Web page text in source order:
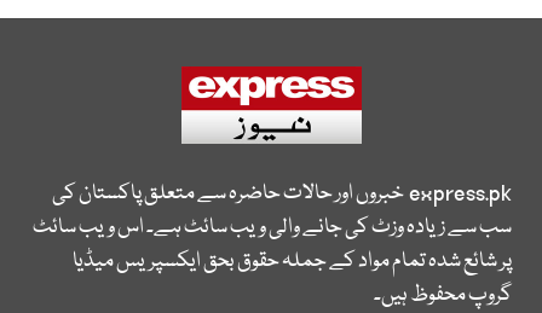
express.pkخبروں اور حالات حاضرہ سے متعلق پاکستان کی
سب سے زیادہ وزٹ کی جانے والی ویب سائٹ ہے۔ اس ویب سائٹ
پر شائع شدہ تمام مواد کے جملہ حقوق بحق ایکسپریس میڈیا
گروپ محفوظ ہیں۔